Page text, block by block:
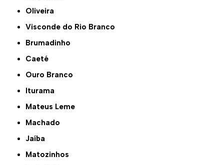
Oliveira
Visconde do Rio Branco
Brumadinho
Caeté
Ouro Branco
Iturama
Mateus Leme
Machado
Jaíba
Matozinhos